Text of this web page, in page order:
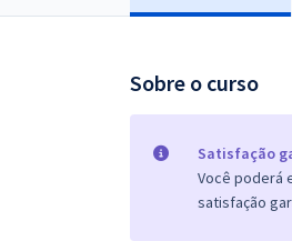
Questões grátisSobre o curso
Satisfação
Você poderá
satisfação